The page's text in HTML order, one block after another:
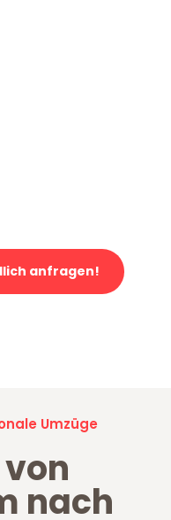
anfragen!
Umzüge
nach